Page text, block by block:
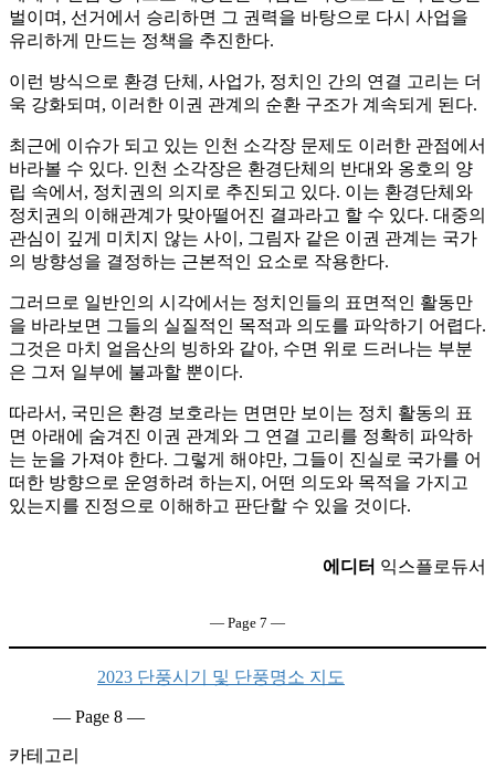
벌이며, 선거에서 승리하면 그 권력을 바탕으로 다시 사업을
유리하게 만드는 정책을 추진한다.
이런 방식으로 환경 단체, 사업가, 정치인 간의 연결 고리는 더
욱 강화되며, 이러한 이권 관계의 순환 구조가 계속되게 된다.
최근에 이슈가 되고 있는 인천 소각장 문제도 이러한 관점에서
바라볼 수 있다. 인천 소각장은 환경단체의 반대와 옹호의 양
립 속에서, 정치권의 의지로 추진되고 있다. 이는 환경단체와
정치권의 이해관계가 맞아떨어진 결과라고 할 수 있다. 대중의
관심이 깊게 미치지 않는 사이, 그림자 같은 이권 관계는 국가
의 방향성을 결정하는 근본적인 요소로 작용한다.
그러므로 일반인의 시각에서는 정치인들의 표면적인 활동만
을 바라보면 그들의 실질적인 목적과 의도를 파악하기 어렵다.
그것은 마치 얼음산의 빙하와 같아, 수면 위로 드러나는 부분
은 그저 일부에 불과할 뿐이다.
따라서, 국민은 환경 보호라는 면면만 보이는 정치 활동의 표
면 아래에 숨겨진 이권 관계와 그 연결 고리를 정확히 파악하
는 눈을 가져야 한다. 그렇게 해야만, 그들이 진실로 국가를 어
떠한 방향으로 운영하려 하는지, 어떤 의도와 목적을 가지고
있는지를 진정으로 이해하고 판단할 수 있을 것이다.
에디터 익스플로듀서
― Page 7 ―
2023 단풍시기 및 단풍명소 지도
― Page 8 ―
카테고리